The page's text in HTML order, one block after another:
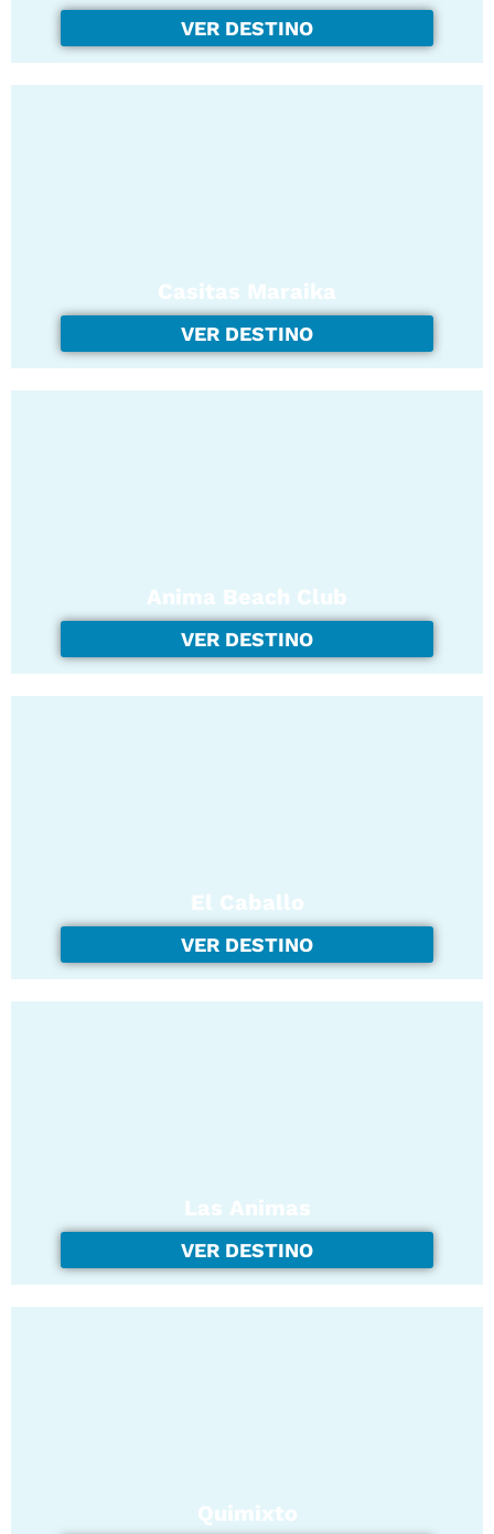
VER DESTINO
Casitas Maraika
VER DESTINO
Anima Beach Club
VER DESTINO
El Caballo
VER DESTINO
Las Animas
VER DESTINO
Quimixto